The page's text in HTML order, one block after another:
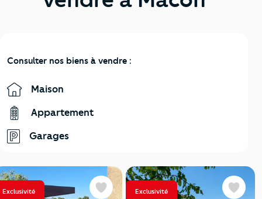
Consulter nos biens à vendre :
Maison
Appartement
Garages
Exclusivité Favoris Exclusivité Favoris